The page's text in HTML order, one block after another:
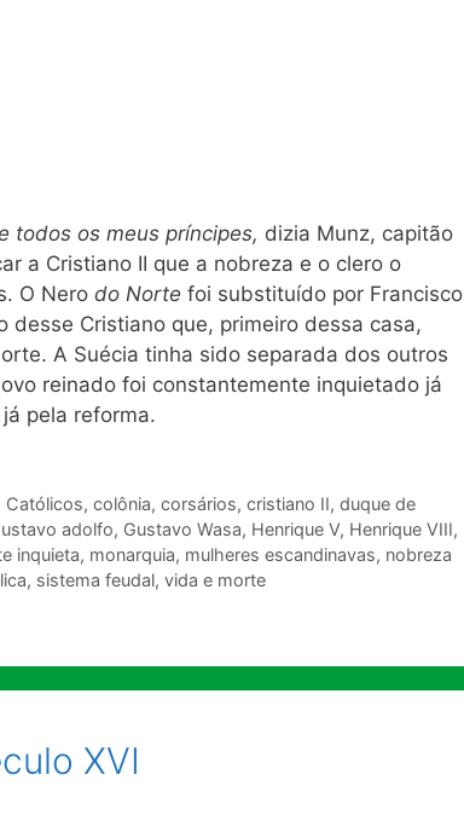
todos os meus príncipes, dizia Munz, capitão
a Cristiano II que a nobreza e o clero o
O Nero do Norte foi substituído por Francisco
desse Cristiano que, primeiro dessa casa,
A Suécia tinha sido separada dos outros
reinado foi constantemente inquietado já
pela reforma.
Católicos, colônia, corsários, cristiano II, duque de
adolfo, Gustavo Wasa, Henrique V, Henrique VIII,
inquieta, monarquia, mulheres escandinavas, nobreza
, sistema feudal, vida e morte
XVI